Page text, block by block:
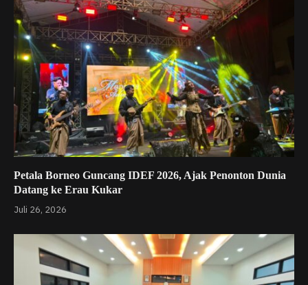
Petala Borneo Guncang IDEF 2026, Ajak Penonton Dunia
Datang ke Erau Kukar
Juli 26, 2026